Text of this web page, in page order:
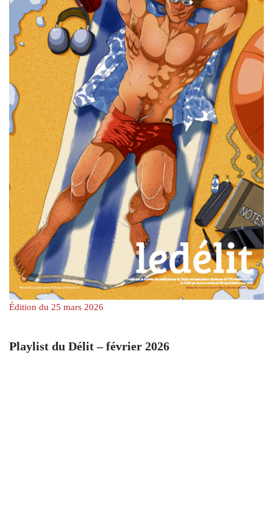
Édition du 25 mars 2026
Playlist du Délit – février 2026